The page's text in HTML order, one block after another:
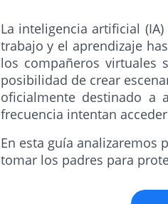
La inteligencia artificial
trabajo y el aprendizaje
los compañeros virtuales
posibilidad de crear
oficialmente destinado a
frecuencia intentan
En esta guía analizaremos
tomar los padres para